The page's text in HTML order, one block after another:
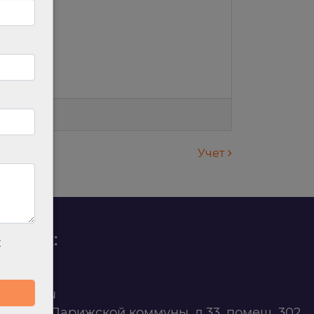
Учет